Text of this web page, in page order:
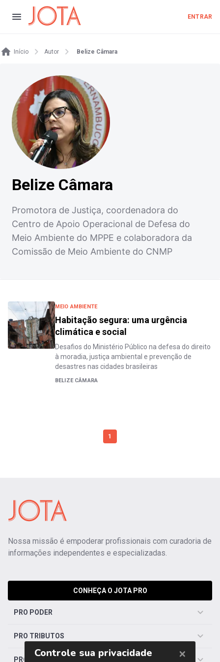
ENTRAR
Início Autor Belize Câmara
Belize Câmara
Promotora de Justiça, coordenadora do
Centro de Apoio Operacional de Defesa do
Meio Ambiente do MPPE e colaboradora da
Comissão de Meio Ambiente do CNMP
MEIO AMBIENTE
Habitação segura: uma urgência
climática e social
Desafios do Ministério Público na defesa do direito
à moradia, justiça ambiental e prevenção de
desastres nas cidades brasileiras
BELIZE CÂMARA
1
Nossa missão é empoderar profissionais com curadoria de
informações independentes e especializadas.
CONHEÇA O JOTA PRO
PRO PODER
PRO TRIBUTOS
PRO TRABALHISTA